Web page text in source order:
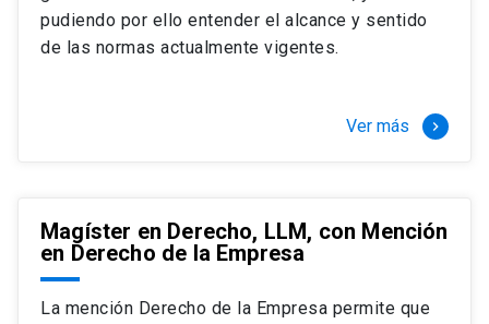
semestre
+ 4 cursos a elección (40 créditos)
tres meses a tiempo completo (20
pudiendo por ello entender el alcance y sentido
de las normas actualmente vigentes.
Ver más keyboard_arrow_right
Magíster en Derecho, LLM, con Mención
en Derecho de la Empresa
La mención Derecho de la Empresa permite que